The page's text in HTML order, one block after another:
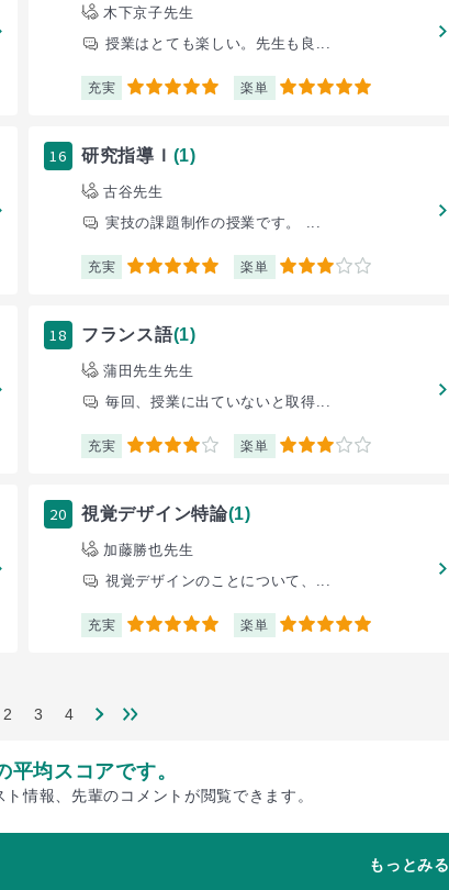
木下京子先生
授業はとても楽しい。先生も良...
充実 5 楽単 5
16 研究指導Ｉ (1)
古谷先生
実技の課題制作の授業です。 ...
充実 5 楽単 3
18 フランス語(1)
蒲田先生先生
毎回、授業に出ていないと取得...
充実 4 楽単 3
20 視覚デザイン特論(1)
加藤勝也先生
視覚デザインのことについて、...
充実 5 楽単 5
2 3 4
平均スコアです。
情報、先輩のコメントが閲覧できます。
もっとみる